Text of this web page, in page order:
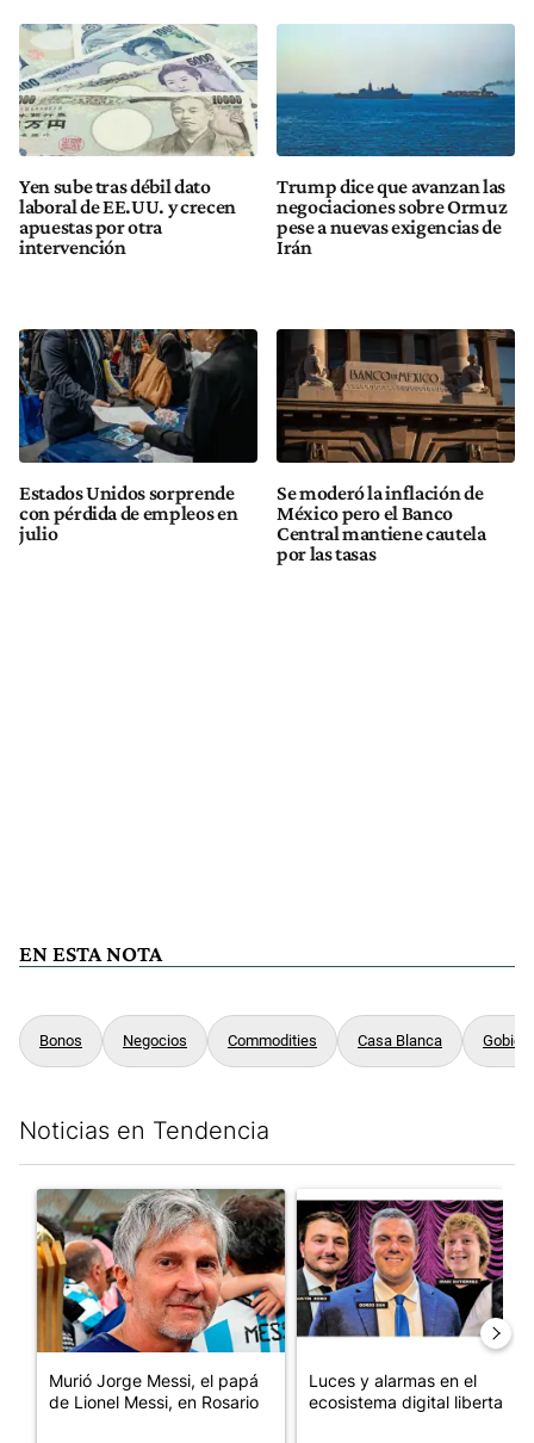
Yen sube tras débil dato
laboral de EE.UU. y crecen
apuestas por otra
intervención
Trump dice que avanzan las
negociaciones sobre Ormuz
pese a nuevas exigencias de
Irán
Estados Unidos sorprende
con pérdida de empleos en
julio
Se moderó la inflación de
México pero el Banco
Central mantiene cautela
por las tasas
EN ESTA NOTA
Bonos Negocios Commodities Casa Blanca
Noticias en Tendencia
Un artículo de tendencia con el título "Murió Jorge Messi, el
Murió Jorge Messi, el papá
de Lionel Messi, en Rosario
Un artículo de tendencia con
Luces y alarmas en el
ecosistema digital libertario